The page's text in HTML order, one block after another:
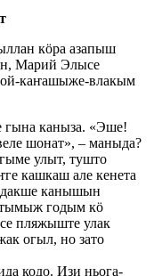
кӧра азапыш
Марий Элысе
каҥашыже-влакым
каныза. «Эше!
шонат», – маныда?
улыт, тушто
кашкаш але кенета
канышын
годым кӧ
пляжыште улак
огыл, но зато
кодо. Изи ньога-